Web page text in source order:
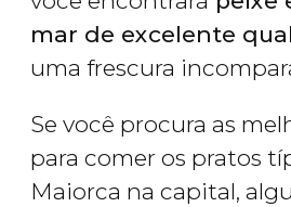
mar de excelente
uma frescura
Se você procura as
para comer os pratos
Maiorca na capital,